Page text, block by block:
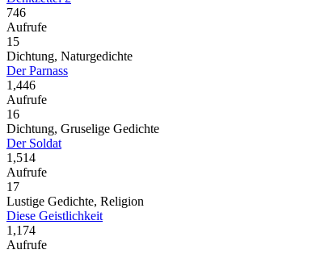
746
Aufrufe
15
Dichtung, Naturgedichte
Der Parnass
1,446
Aufrufe
16
Dichtung, Gruselige Gedichte
Der Soldat
1,514
Aufrufe
17
Lustige Gedichte, Religion
Diese Geistlichkeit
1,174
Aufrufe